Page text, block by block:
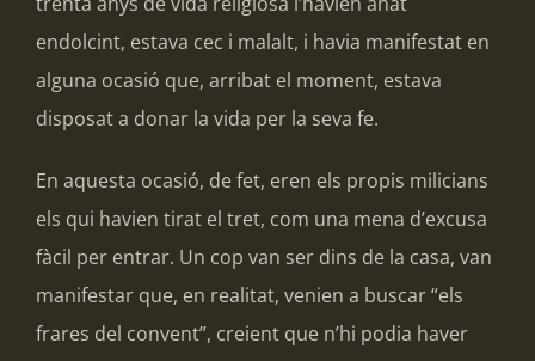
endolcint, estava cec i malalt, i havia manifestat en
alguna ocasió que, arribat el moment, estava
disposat a donar la vida per la seva fe.
En aquesta ocasió, de fet, eren els propis milicians
els qui havien tirat el tret, com una mena d’excusa
fàcil per entrar. Un cop van ser dins de la casa, van
manifestar que, en realitat, venien a buscar “els
frares del convent”, creient que n’hi podia haver